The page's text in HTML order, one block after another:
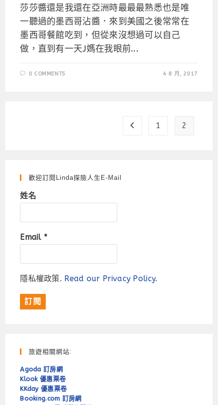
莎莎醬還是我還在亞洲時最最最熟悉也是唯
一聽過的墨西哥沾醬．來到美國之後常常在
墨西哥餐館吃到，但從來沒想過可以自己
做，直到有一天J媽在我眼前...
0 COMMENTS 4 8 月, 2017
Go to the previous page
1 2
歡迎訂閱Linda探險人生e-Mail
姓名
Email *
隱私權政策. Read our Privacy Policy.
旅遊相關網站:
Agoda 訂房網
Klook 優惠票卷
KKday 優惠票卷
Booking.com 訂房網